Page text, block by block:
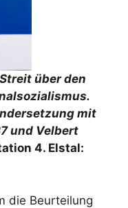
über den
mit
und Velbert
4. Elstal:
die Beurteilung